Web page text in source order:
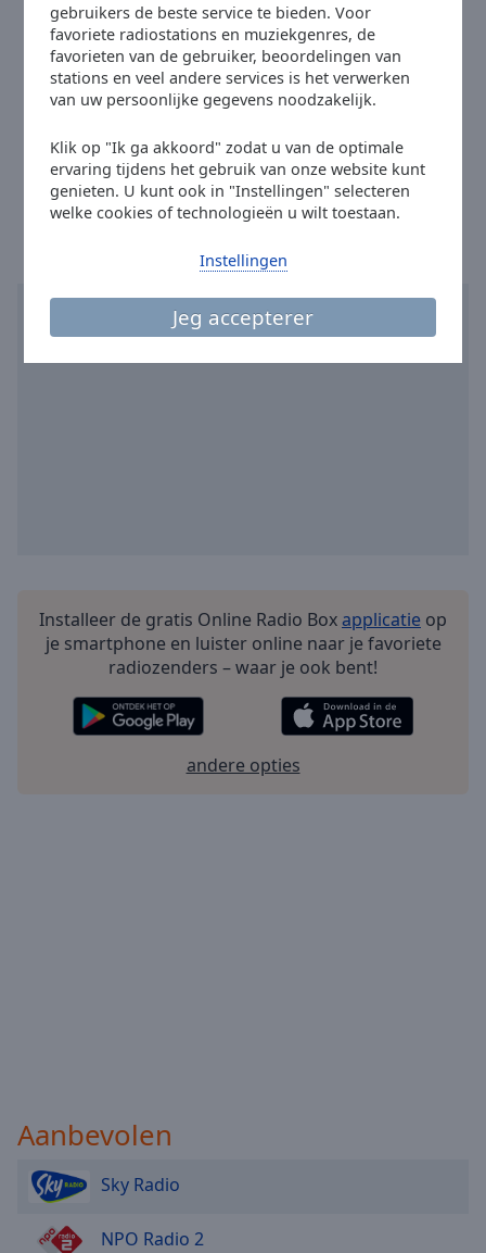
gebruikers de beste service te bieden. Voor
favoriete radiostations en muziekgenres, de
favorieten van de gebruiker, beoordelingen van
stations en veel andere services is het verwerken
van uw persoonlijke gegevens noodzakelijk.
Klik op "Ik ga akkoord" zodat u van de optimale
ervaring tijdens het gebruik van onze website kunt
genieten. U kunt ook in "Instellingen" selecteren
welke cookies of technologieën u wilt toestaan.
Jeg accepterer
Instellingen
window.
Site:
www.radionl.fm
Email:
info@radionl.fm
Facebook:
@radionlfm
Youtube:
@RADIONLTV
Tijd in Sneek :17:55 08.09.2026
Installeer de gratis Online Radio Boxapplicatie op
je smartphone en luister online naar je favoriete
radiozenders – waar je ook bent!
andere opties
Aanbevolen
Sky Radio
NPO Radio 2